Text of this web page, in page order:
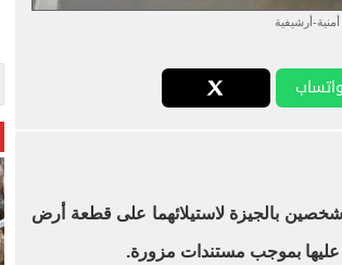
أرشيفية
واتساب
بالجيزة لاستيلائهما على قطعة أرض
عليها بموجب مستندات مزورة.